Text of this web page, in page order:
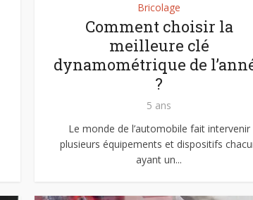
Bricolage
Comment choisir la
meilleure clé
dynamométrique de
?
5 ans
Le monde de l’automobile fait intervenir
plusieurs équipements et dispositifs
ayant un...